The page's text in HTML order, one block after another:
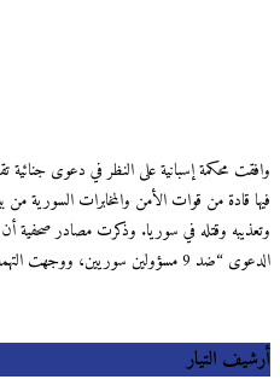
وافقت محكمة إسبانية على النظر في دعوى
فيها قادة من قوات الأمن والمخابرات السورية من
وتعذيبه وقتله في سوريا. وذكرت مصادر صحفية أن
الدعوى “ضد 9 مسؤولين سوريين، ووجهت التهمة إلى كل من رئيس
أرشيف التيار